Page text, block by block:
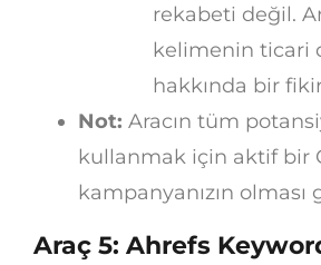
rekabeti değil.
kelimenin ticari
hakkında bir
Not: Aracın tüm
kullanmak için aktif bir
kampanyanızın olması
Araç 5: Ahrefs